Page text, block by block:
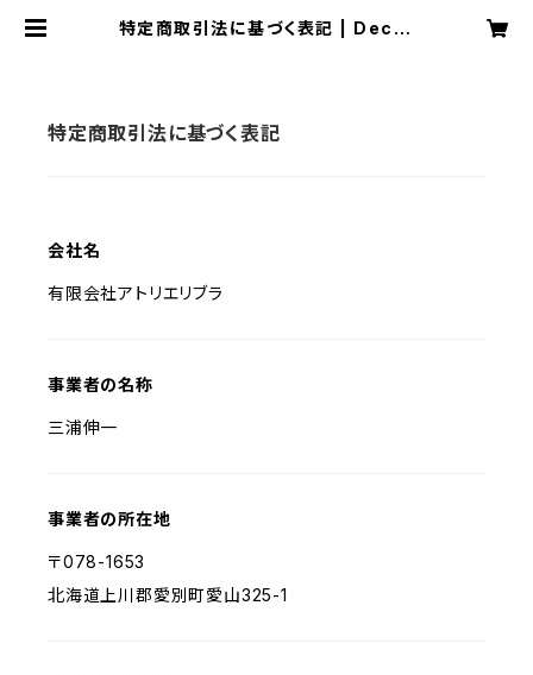
特定商取引法に基づく表記 | Decor
特定商取引法に基づく表記
会社名
有限会社アトリエリブラ
事業者の名称
三浦伸一
事業者の所在地
〒078-1653
北海道上川郡愛別町愛山325-1